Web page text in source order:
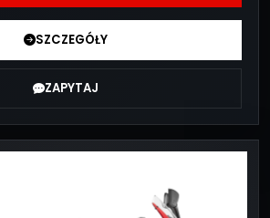
SZCZEGÓŁY
ZAPYTAJ